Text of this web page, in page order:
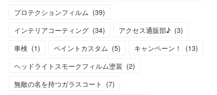
プロテクションフィルム (39)
インテリアコーティング (34) アクセス通販部♪ (3)
車検 (1) ペイントカスタム (5) キャンペーン！ (13)
ヘッドライトスモークフィルム塗装 (2)
無敵の名を持つガラスコート (7)